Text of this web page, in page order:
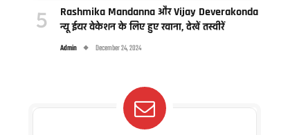
Rashmika Mandanna और Vijay Deverakonda
न्यू ईयर वेकेशन के लिए हुए रवाना, देखें तस्वीरें
Admin December 24, 2024